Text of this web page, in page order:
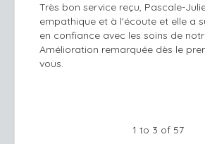
Très bon service reçu, Pascale-
empathique et à l'écoute et elle a
en confiance avec les soins de
Amélioration remarquée dès le
vous.
1 to 3 of 57